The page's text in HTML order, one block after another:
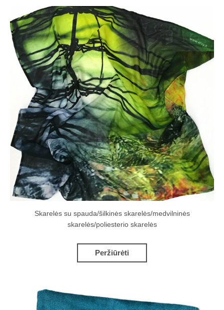
Skarelės su spauda/šilkinės skarelės/medvilninės
skarelės/poliesterio skarelės
Peržiūrėti